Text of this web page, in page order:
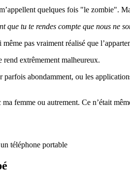
quelques fois "le zombie".
que tu te rendes compte que nous ne
pas vraiment réalisé que
rend extrêmement malheureux.
abondamment, ou les
femme ou autrement. Ce n’était